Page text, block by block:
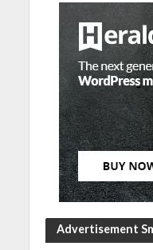
Advertisement